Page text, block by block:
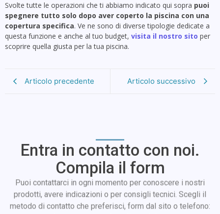
Svolte tutte le operazioni che ti abbiamo indicato qui sopra puoi
spegnere tutto solo dopo aver coperto la piscina con una
copertura specifica. Ve ne sono di diverse tipologie dedicate a
questa funzione e anche al tuo budget, visita il nostro sito per
scoprire quella giusta per la tua piscina.
Articolo precedente Articolo successivo
Entra in contatto con noi.
Compila il form
Puoi contattarci in ogni momento per conoscere i nostri
prodotti, avere indicazioni o per consigli tecnici. Scegli il
metodo di contatto che preferisci, form dal sito o telefono: